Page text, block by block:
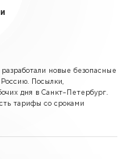
новые безопасные
Посылки,
дня в Санкт–Петербург.
тарифы со сроками